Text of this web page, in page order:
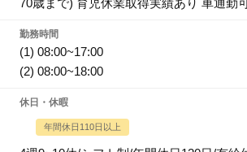
70歳まで) 育児休業取得実績あり 車通勤
勤務時間
(1) 08:00~17:00
(2) 08:00~18:00
休日・休暇
年間休日110日以上